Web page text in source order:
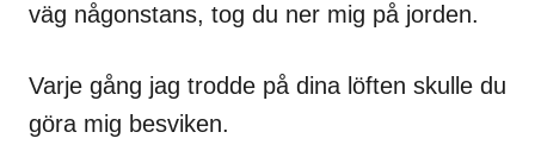
väg någonstans, tog du ner mig på jorden.
Varje gång jag trodde på dina löften skulle du
göra mig besviken.